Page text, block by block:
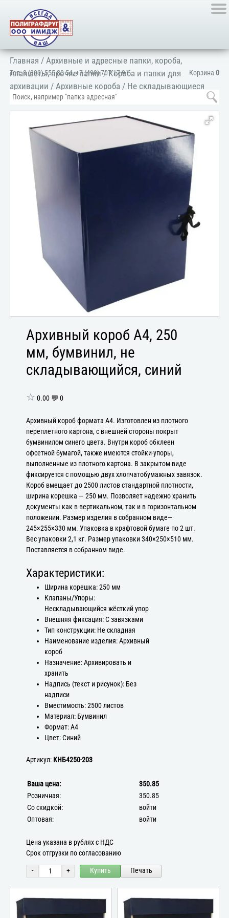
Корзина 0
Тел:8 (800) 555-80-54,+7 (499) 707-17-91
Главная /Архивные и адресные папки, короба,
планшеты, прочие папки/Короба и папки для
архивации /Архивные короба / Не складывающиеся
короба/
Архивный короб А4, 250
мм, бумвинил, не
складывающийся, синий
☆ 0.00 💬 0
Архивный короб формата А4. Изготовлен из плотного
переплетного картона, с внешней стороны покрыт
бумвинилом синего цвета. Внутри короб обклеен
офсетной бумагой, также имеются стойки-упоры,
выполненные из плотного картона. В закрытом виде
фиксируется с помощью двух хлопчатобумажных завязок.
Короб вмещает до 2500 листов стандартной плотности,
ширина корешка — 250 мм. Позволяет надежно хранить
документы как в вертикальном, так и в горизонтальном
положении. Размер изделия в собранном виде—
245×255×330 мм. Упаковка в крафтовой бумаге по 2 шт.
Вес упаковки 2,1 кг. Размер упаковки 340×250×510 мм.
Поставляется в собранном виде.
Характеристики:
Ширина корешка: 250 мм
Клапаны/Упоры:
Нескладывающийся жёсткий упор
Внешняя фиксация: С завязками
Тип конструкции: Не складная
Наименование изделия: Архивный
короб
Назначение: Архивировать и
хранить
Надпись (текст и рисунок): Без
надписи
Вместимость: 2500 листов
Материал: Бумвинил
Формат: А4
Цвет: Синий
Артикул: КНБ4250-203
Ваша цена:
350.85
Розничная:
350.85
Со скидкой:
войти
Оптовая:
войти
Цена указана в рублях с НДС
Срок отгрузки по согласованию
- + Купить Печать